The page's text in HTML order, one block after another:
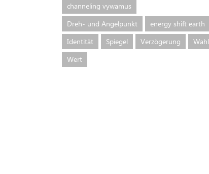
channeling vywamus
Dreh- und Angelpunkt
energy shift earth
Identität
Spiegel Verzögerung
Wahl
Wert